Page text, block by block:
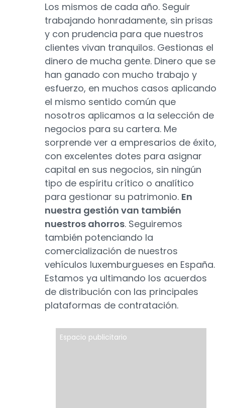
Los mismos de cada año. Seguir
trabajando honradamente, sin prisas
y con prudencia para que nuestros
clientes vivan tranquilos. Gestionas el
dinero de mucha gente. Dinero que se
han ganado con mucho trabajo y
esfuerzo, en muchos casos aplicando
el mismo sentido común que
nosotros aplicamos a la selección de
negocios para su cartera. Me
sorprende ver a empresarios de éxito,
con excelentes dotes para asignar
capital en sus negocios, sin ningún
tipo de espíritu crítico o analítico
para gestionar su patrimonio. En
nuestra gestión van también
nuestros ahorros. Seguiremos
también potenciando la
comercialización de nuestros
vehículos luxemburgueses en España.
Estamos ya ultimando los acuerdos
de distribución con las principales
plataformas de contratación.
Espacio publicitario